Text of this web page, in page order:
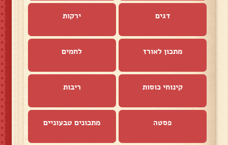
דגים ירקות
מתכון לאורז לחמים
קינוחי כוסות ריבות
פסטה מתכונים טבעוניים